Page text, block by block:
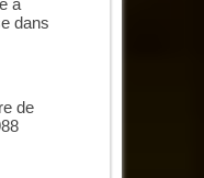
à
dans
de